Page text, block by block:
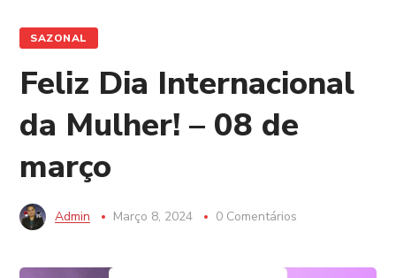
SAZONAL
Feliz Dia Internacional
da Mulher! – 08 de
março
Admin Março 8, 2024 0 Comentários